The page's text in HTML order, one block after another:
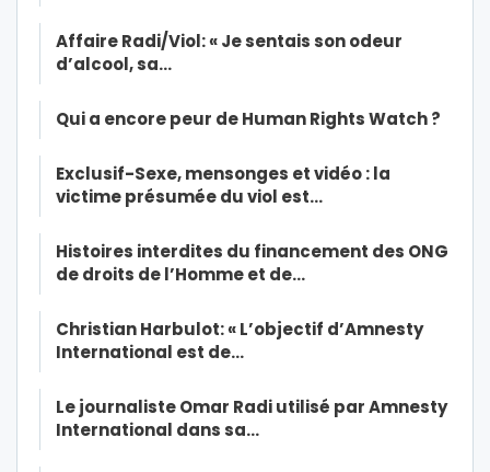
Affaire Radi/Viol: « Je sentais son odeur
d’alcool, sa…
Qui a encore peur de Human Rights Watch ?
Exclusif-Sexe, mensonges et vidéo : la
victime présumée du viol est…
Histoires interdites du financement des ONG
de droits de l’Homme et de…
Christian Harbulot: « L’objectif d’Amnesty
International est de…
Le journaliste Omar Radi utilisé par Amnesty
International dans sa…